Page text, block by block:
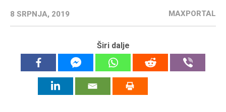
8 SRPNJA, 2019 MAXPORTAL
Širi dalje